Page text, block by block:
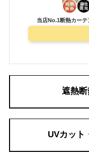
当店No.1断熱カー
遮熱
UVカット